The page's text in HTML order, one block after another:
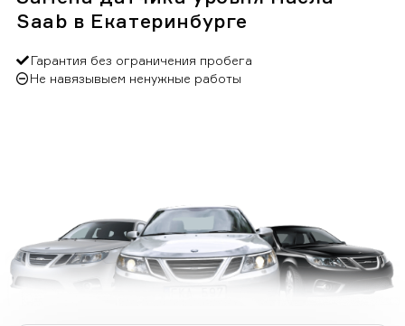
Saab в Екатеринбурге
Гарантия без ограничения пробега
Не навязывыем ненужные работы